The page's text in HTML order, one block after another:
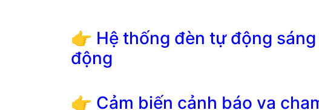
👉 Hệ thống đèn tự động
động
👉 Cảm biến cảnh báo va